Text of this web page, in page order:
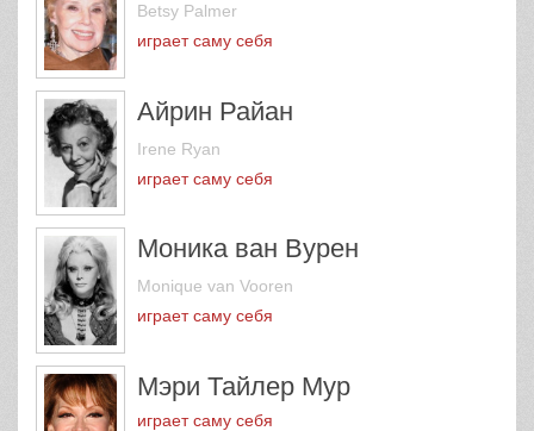
Betsy Palmer
играет саму себя
Айрин Райан
Irene Ryan
играет саму себя
Моника ван Вурен
Monique van Vooren
играет саму себя
Мэри Тайлер Мур
играет саму себя